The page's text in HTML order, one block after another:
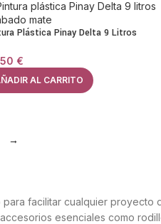
Plástica Pinay Delta 9 Litros
€
AL CARRITO
→
facilitar cualquier proyecto
esenciales como